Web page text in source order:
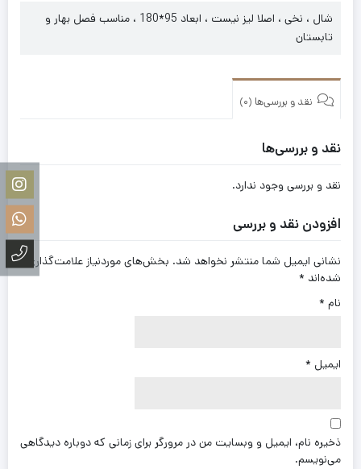
شال ، نخی ، اصلا لیز نیست ، ابعاد 95*180 ، مناسب فصل بهار و
تابستان
نقد و بررسی‌ها (0)
نقد و بررسی‌ها
نقد و بررسی وجود ندارد.
افزودن نقد و بررسی
نشانی ایمیل شما منتشر نخواهد شد. بخش‌های موردنیاز علامت‌گذاری
شده‌اند *
نام *
ایمیل *
ذخیره نام، ایمیل و وبسایت من در مرورگر برای زمانی که دوباره دیدگاهی
می‌نویسم.